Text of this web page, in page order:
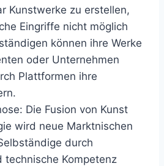
Kunstwerke zu erstellen,
Eingriffe nicht möglich
können ihre Werke
oder Unternehmen
Plattformen ihre
: Die Fusion von Kunst
wird neue Marktnischen
durch
technische Kompetenz